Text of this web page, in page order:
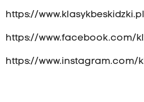
https://
https://www.facebook.com/
https://www.instagram.com/